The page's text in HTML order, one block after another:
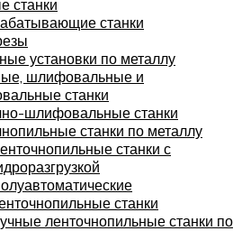
станки
станки
установки по металлу
шлифовальные и
станки
шлифовальные станки
станки по металлу
станки с
станки
ленточнопильные станки по